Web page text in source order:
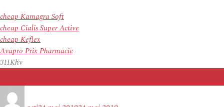
cheap Kamagra Soft
cheap Cialis Super Active
cheap Keflex
Avapro Prix Pharmacie
3HKhv
le